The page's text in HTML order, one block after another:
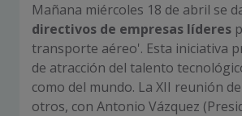
Mañana miércoles 18 de abril se
directivos de empresas líderes
transporte aéreo'. Esta iniciativa
de atracción del talento
como del mundo. La XII reunión
otros, con Antonio Vázquez